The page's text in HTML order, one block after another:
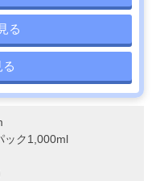
る
ック1,000ml